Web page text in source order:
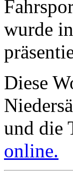
wurde
Diese
und die
online.